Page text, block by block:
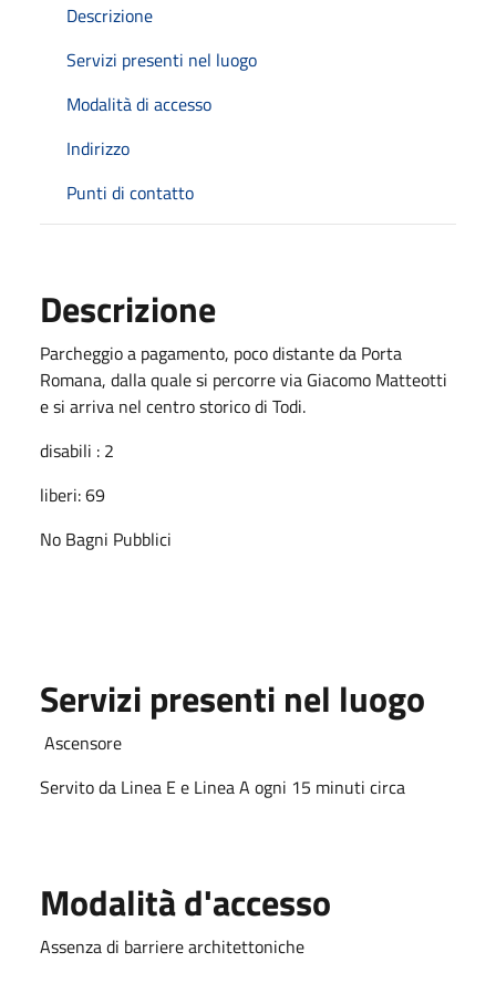
Descrizione
Servizi presenti nel luogo
Modalità di accesso
Indirizzo
Punti di contatto
Descrizione
Parcheggio a pagamento, poco distante da Porta
Romana, dalla quale si percorre via Giacomo Matteotti
e si arriva nel centro storico di Todi.
disabili : 2
liberi: 69
No Bagni Pubblici
Servizi presenti nel luogo
Ascensore
Servito da Linea E e Linea A ogni 15 minuti circa
Modalità d'accesso
Assenza di barriere architettoniche